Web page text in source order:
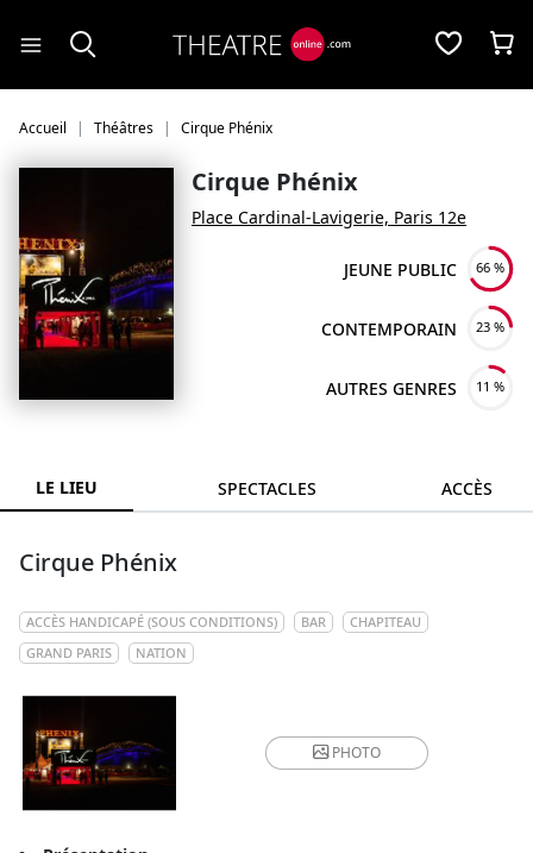
Accueil Théâtres Cirque Phénix
Cirque Phénix
Place Cardinal-Lavigerie, Paris 12e
JEUNE PUBLIC 66 %
CONTEMPORAIN 23 %
AUTRES GENRES 11 %
LE LIEU SPECTACLES ACCÈS
Cirque Phénix
ACCÈS HANDICAPÉ (SOUS CONDITIONS) BAR
CHAPITEAU
GRAND PARIS
NATION
PHOTO